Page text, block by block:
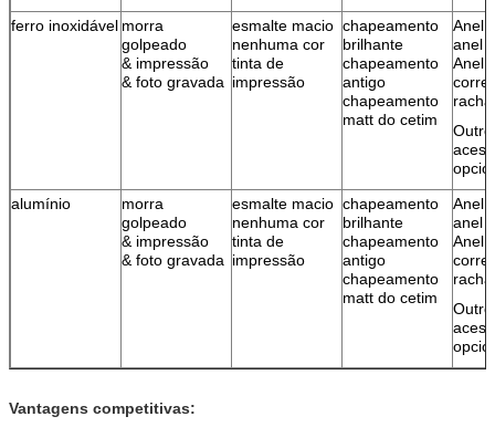
ferro inoxidável morra
golpeado
& impressão
& foto gravada
esmalte macio
nenhuma cor
tinta de
impressão
chapeamento
brilhante
chapeamento
antigo
chapeamento
matt do cetim
Anel
anel
Anel
alumínio
morra
golpeado
& impressão
& foto gravada
esmalte macio
nenhuma cor
tinta de
impressão
chapeamento
brilhante
chapeamento
antigo
chapeamento
matt do cetim
Anel
anel
Anel
Vantagens competitivas: